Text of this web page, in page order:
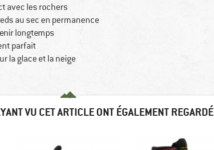
avec les rochers
au sec en permanence
longtemps
parfait
la glace et la neige
VU CET ARTICLE ONT ÉGALEMENT REGARDÉ